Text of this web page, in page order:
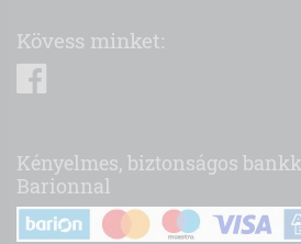
Kövess minket:
Kényelmes, biztonságos
Barionnal